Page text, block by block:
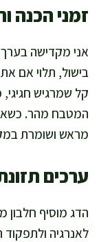
זמני הכנה
בישול, תלוי אם
קל שמרגיש
המטבח מהר.
מראש ושומרת
ערכים
לאנרגיה